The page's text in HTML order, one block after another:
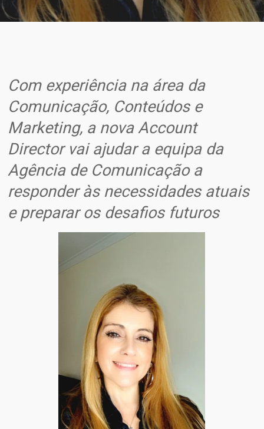
Com experiência na área da
Comunicação, Conteúdos e
Marketing, a nova Account
Director vai ajudar a equipa da
Agência de Comunicação a
responder às necessidades atuais
e preparar os desafios futuros